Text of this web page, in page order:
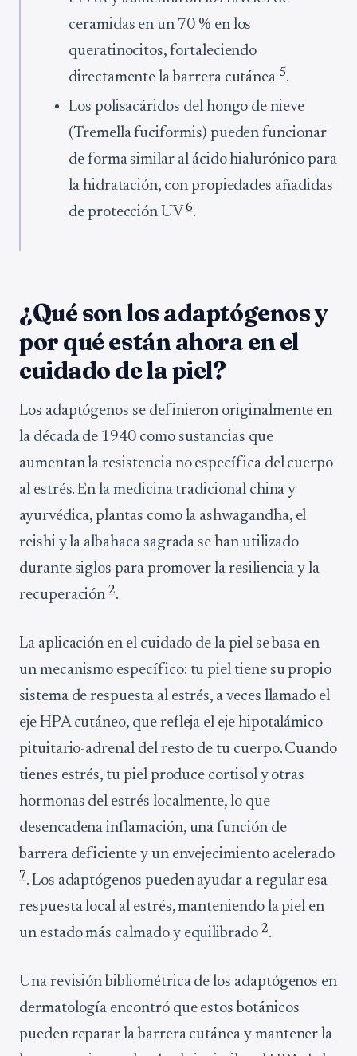
ceramidas en un 70 % en los
queratinocitos, fortaleciendo
directamente la barrera cutánea5.
Los polisacáridos del hongo de nieve
(Tremella fuciformis) pueden funcionar
de forma similar al ácido hialurónico para
la hidratación, con propiedades añadidas
de protección UV 6.
¿Qué son los adaptógenos y
por qué están ahora en el
cuidado de la piel?
Los adaptógenos se definieron originalmente en
la década de 1940 como sustancias que
aumentan la resistencia no específica del cuerpo
al estrés. En la medicina tradicional china y
ayurvédica, plantas como la ashwagandha, el
reishi y la albahaca sagrada se han utilizado
durante siglos para promover la resiliencia y la
recuperación2.
La aplicación en el cuidado de la piel se basa en
un mecanismo específico: tu piel tiene su propio
sistema de respuesta al estrés, a veces llamado el
eje HPA cutáneo, que refleja el eje hipotalámico-
pituitario-adrenal del resto de tu cuerpo. Cuando
tienes estrés, tu piel produce cortisol y otras
hormonas del estrés localmente, lo que
desencadena inflamación, una función de
barrera deficiente y un envejecimiento acelerado
7. Los adaptógenos pueden ayudar a regular esa
respuesta local al estrés, manteniendo la piel en
un estado más calmado y equilibrado 2.
Una revisión bibliométrica de los adaptógenos en
dermatología encontró que estos botánicos
pueden reparar la barrera cutánea y mantener la